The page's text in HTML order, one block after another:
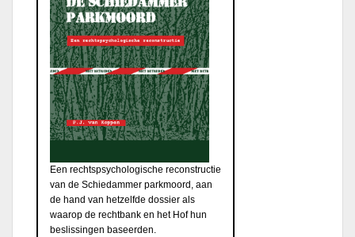
Een rechtspsychologische reconstructie
van de Schiedammer parkmoord, aan
de hand van hetzelfde dossier als
waarop de rechtbank en het Hof hun
beslissingen baseerden.